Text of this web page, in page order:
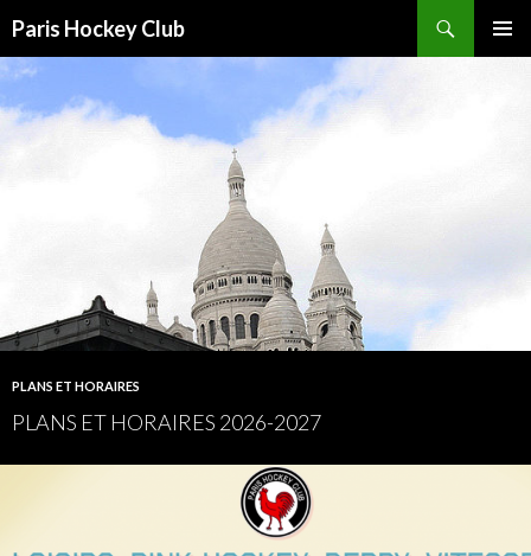
Paris Hockey Club
AU
CONTENU
PLANS ET HORAIRES
PLANS ET HORAIRES 2026-2027